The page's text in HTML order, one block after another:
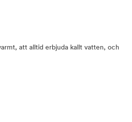
att alltid erbjuda kallt vatten, och